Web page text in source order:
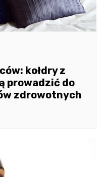
kołdry z
prowadzić do
zdrowotnych